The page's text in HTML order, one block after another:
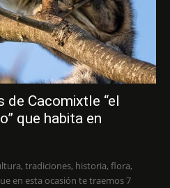
Cacomixtle “el
que habita en
tradiciones, historia, flora,
en esta ocasión te traemos 7